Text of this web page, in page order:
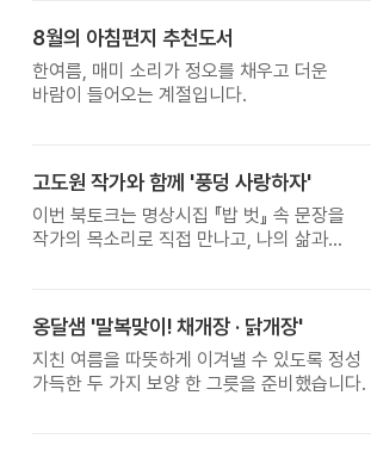
8월의 아침편지 추천도서
한여름, 매미 소리가 정오를 채우고 더운
바람이 들어오는 계절입니다.
고도원 작가와 함께 '풍덩 사랑하자'
이번 북토크는 명상시집 『밥 벗』 속 문장을
작가의 목소리로 직접 만나고, 나의 삶과
옹달샘 '말복맞이! 채개장 · 닭개장'
지친 여름을 따뜻하게 이겨낼 수 있도록 정성
가득한 두 가지 보양 한 그릇을 준비했습니다.